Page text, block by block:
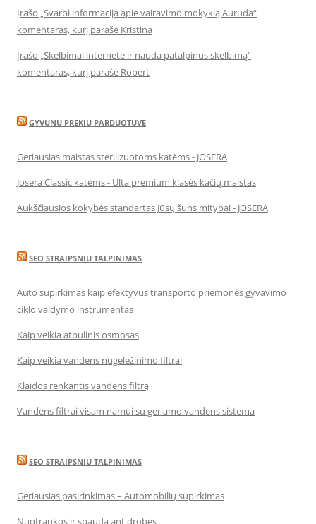
Įrašo „Svarbi informacija apie vairavimo mokyklą Auruda“
komentaras, kurį parašė Kristina
Įrašo „Skelbimai internete ir nauda patalpinus skelbimą“
komentaras, kurį parašė Robert
GYVUNU PREKIU PARDUOTUVE
Geriausias maistas sterilizuotoms katėms - JOSERA
Josera Classic katėms - Ulta premium klasės kačių maistas
Aukščiausios kokybės standartas Jūsų šuns mitybai - JOSERA
SEO STRAIPSNIU TALPINIMAS
Auto supirkimas kaip efektyvus transporto priemonės gyvavimo
ciklo valdymo instrumentas
Kaip veikia atbulinis osmosas
Kaip veikia vandens nugeležinimo filtrai
Klaidos renkantis vandens filtrą
Vandens filtrai visam namui su geriamo vandens sistema
SEO STRAIPSNIU TALPINIMAS
Geriausias pasirinkimas – Automobilių supirkimas
Nuotraukos ir spauda ant drobės